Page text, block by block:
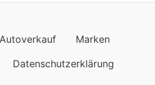
Autoverkauf
Marken
Datenschutzerklärung